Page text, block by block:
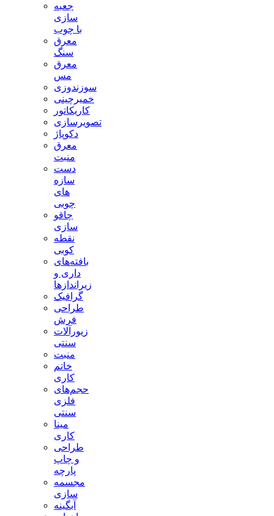
جعبه
سازی
با چوب
معرق
سنگ
معرق
مس
سوزندوزی
خمیرچینی
کاریکاتور
تصویرسازی
دکوپاژ
معرق
منبت
دست
سازه
های
چوبی
چاقو
سازی
نقطه
کوبی
بافته‌های
داری و
زیراندازها
گرافیک
طراحی
فرش
زیورآلات
سنتی
منبت
خاتم
کاری
حجم‌های
فلزی
سنتی
مینا
کاری
طراحی
و چاپ
پارچه
مجسمه
سازی
آبگینه